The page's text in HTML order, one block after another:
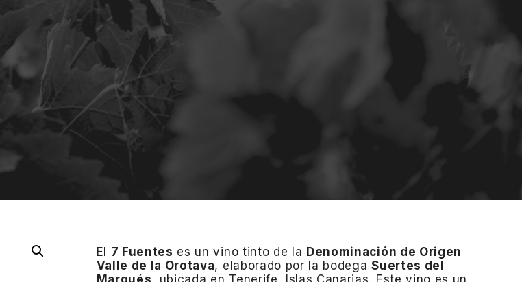
El 7 Fuentes es un vino tinto de la Denominación de Origen
Valle de la Orotava, elaborado por la bodegaSuertes del
Marqués, ubicada en Tenerife, Islas Canarias. Este vino es un